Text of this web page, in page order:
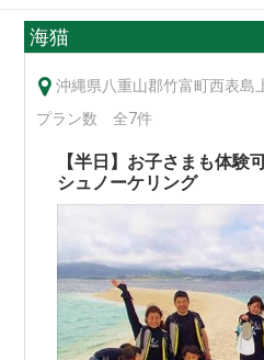
海猫
沖縄県八重山郡竹富町西表島上原
プラン数 全7件
【半日】お子さまも体験
シュノーケリング